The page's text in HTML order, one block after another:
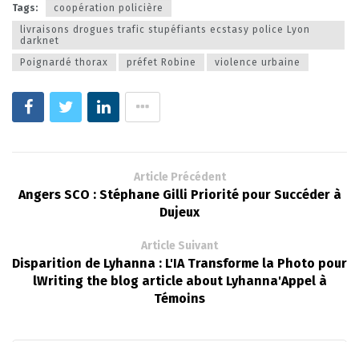
Tags:
coopération policière
livraisons drogues trafic stupéfiants ecstasy police Lyon
darknet
Poignardé thorax
préfet Robine violence urbaine
Article Précédent
Angers SCO : Stéphane Gilli Priorité pour Succéder à
Dujeux
Article Suivant
Disparition de Lyhanna : L'IA Transforme la Photo pour
lWriting the blog article about Lyhanna'Appel à
Témoins